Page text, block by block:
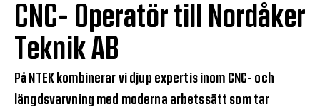
CNC- Operatör till Nordåker
Teknik AB
På NTEK kombinerar vi djup expertis inom CNC- och
längdsvarvning med moderna arbetssätt som tar